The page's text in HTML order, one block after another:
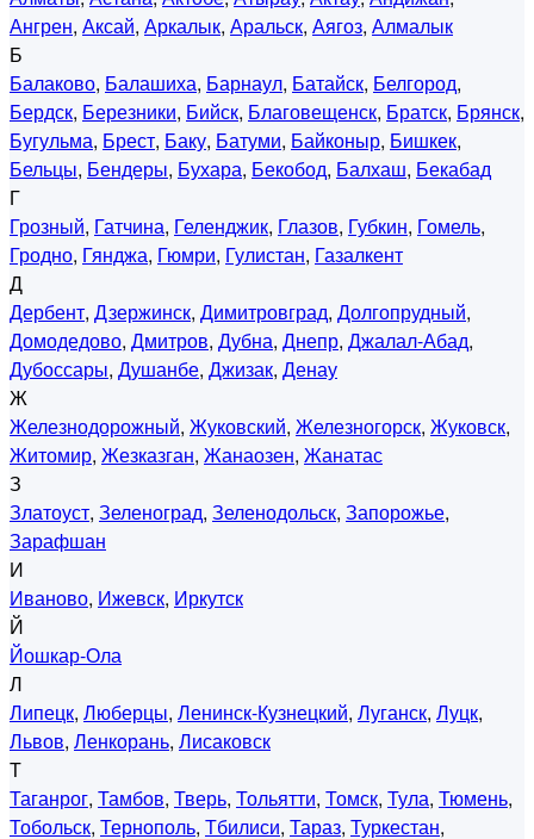
Ангрен, Аксай, Аркалык, Аральск, Аягоз, Алмалык
Б
Балаково, Балашиха, Барнаул, Батайск, Белгород,
Бердск, Березники, Бийск, Благовещенск, Братск, Брянск,
Бугульма, Брест, Баку, Батуми, Байконыр, Бишкек,
Бельцы, Бендеры, Бухара, Бекобод, Балхаш, Бекабад
Г
Грозный, Гатчина, Геленджик, Глазов, Губкин, Гомель,
Гродно, Гянджа, Гюмри, Гулистан, Газалкент
Д
Дербент, Дзержинск, Димитровград, Долгопрудный,
Домодедово, Дмитров, Дубна, Днепр, Джалал-Абад,
Дубоссары, Душанбе, Джизак, Денау
Ж
Железнодорожный, Жуковский, Железногорск, Жуковск,
Житомир, Жезказган, Жанаозен, Жанатас
З
Златоуст, Зеленоград, Зеленодольск, Запорожье,
Зарафшан
И
Иваново, Ижевск, Иркутск
Й
Йошкар-Ола
Л
Липецк, Люберцы, Ленинск-Кузнецкий, Луганск, Луцк,
Львов, Ленкорань, Лисаковск
Т
Таганрог, Тамбов, Тверь, Тольятти, Томск, Тула, Тюмень,
Тобольск, Тернополь, Тбилиси, Тараз, Туркестан,